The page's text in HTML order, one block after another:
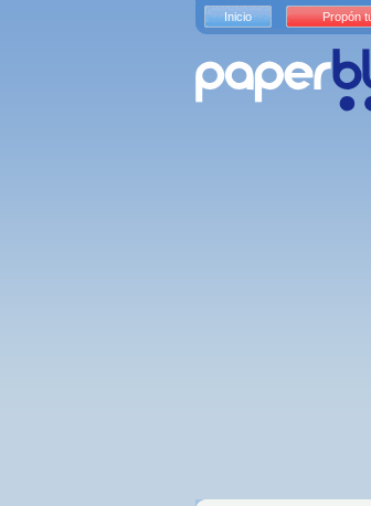
Inicio Propón